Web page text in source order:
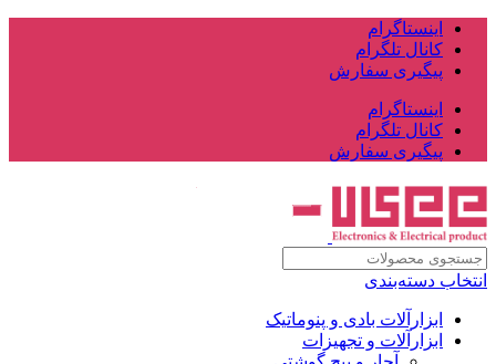
اینستاگرام
کانال تلگرام
پیگیری سفارش
اینستاگرام
کانال تلگرام
پیگیری سفارش
انتخاب دسته‌بندی
ابزارآلات بادی و پنوماتیک
ابزارآلات و تجهیزات